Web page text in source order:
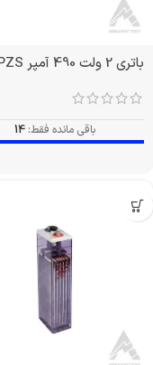
باتری 2 ولت 490 آمپر OPZS
باقی مانده فقط: 14